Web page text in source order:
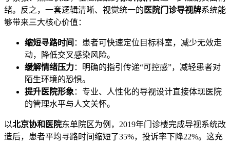
绪。反之，一套逻辑清晰、视觉统一的 医院门诊导视牌系统能
够带来三大核心价值：
缩短寻路时间 ：患者可快速定位目标科室，减少无效走
动，降低交叉感染风险。
缓解情绪压力：明确的指引传递“可控感”，减轻患者对
陌生环境的恐惧。
提升医院形象：专业、人性化的导视设计直接体现医院
的管理水平与人文关怀。
以北京协和医院东单院区为例，2019年门诊楼完成导视系统改
造后，患者平均寻路时间缩短了35%，投诉率下降22%。这充